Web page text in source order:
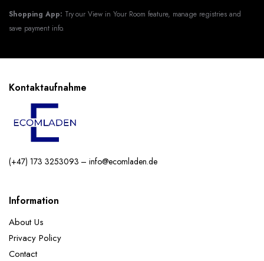
Shopping App: Try our View in Your Room feature, manage registries and
save payment info.
Kontaktaufnahme
(+47) 173 3253093 – info@ecomladen.de
Information
About Us
Privacy Policy
Contact